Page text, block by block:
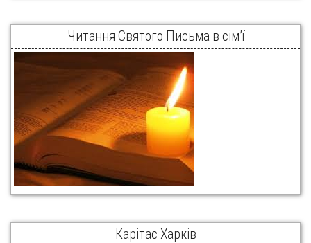
Читання Святого Письма в сім’ї
Карітас Харків